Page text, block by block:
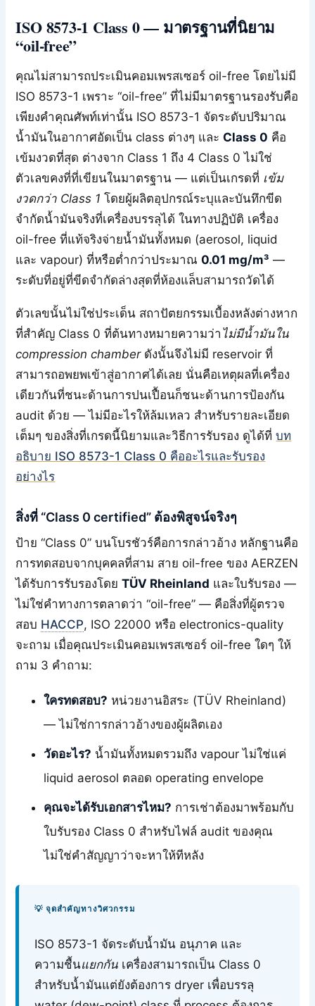
ISO 8573-1 Class 0 — มาตรฐานที่นิยาม
“oil-free”
คุณไม่สามารถประเมินคอมเพรสเซอร์ oil-free โดยไม่มี
ISO 8573-1 เพราะ “oil-free” ที่ไม่มีมาตรฐานรองรับคือ
เพียงคำคุณศัพท์เท่านั้น ISO 8573-1 จัดระดับปริมาณ
น้ำมันในอากาศอัดเป็น class ต่างๆ และClass 0 คือ
เข้มงวดที่สุด ต่างจาก Class 1 ถึง 4 Class 0 ไม่ใช่
ตัวเลขคงที่ที่เขียนในมาตรฐาน — แต่เป็นเกรดที่ เข้ม
งวดกว่า Class 1 โดยผู้ผลิตอุปกรณ์ระบุและบันทึกขีด
จำกัดน้ำมันจริงที่เครื่องบรรลุได้ ในทางปฏิบัติ เครื่อง
oil-free ที่แท้จริงจ่ายน้ำมันทั้งหมด (aerosol, liquid
และ vapour) ที่หรือต่ำกว่าประมาณ0.01 mg/m³ —
ระดับที่อยู่ที่ขีดจำกัดล่างสุดที่ห้องแล็บสามารถวัดได้
ตัวเลขนั้นไม่ใช่ประเด็น สถาปัตยกรรมเบื้องหลังต่างหาก
ที่สำคัญ Class 0 ที่ต้นทางหมายความว่า ไม่มีน้ำมันใน
compression chamberดังนั้นจึงไม่มี reservoir ที่
สามารถอพยพเข้าสู่อากาศได้เลย นั่นคือเหตุผลที่เครื่อง
เดียวกันที่ชนะด้านการปนเปื้อนก็ชนะด้านการป้องกัน
audit ด้วย — ไม่มีอะไรให้ล้มเหลว สำหรับรายละเอียด
เต็มๆ ของสิ่งที่เกรดนี้นิยามและวิธีการรับรอง ดูได้ที่บท
อธิบาย ISO 8573-1 Class 0 คืออะไรและรับรอง
อย่างไร
สิ่งที่ “Class 0 certified” ต้องพิสูจน์จริงๆ
ป้าย “Class 0” บนโบรชัวร์คือการกล่าวอ้าง หลักฐานคือ
การทดสอบจากบุคคลที่สาม สาย oil-free ของ AERZEN
ได้รับการรับรองโดยTÜV Rheinland และใบรับรอง —
ไม่ใช่คำทางการตลาดว่า “oil-free” — คือสิ่งที่ผู้ตรวจ
สอบ HACCP, ISO 22000 หรือ electronics-quality
จะถาม เมื่อคุณประเมินคอมเพรสเซอร์ oil-free ใดๆ ให้
ถาม 3 คำถาม:
ใครทดสอบ? หน่วยงานอิสระ (TÜV Rheinland)
— ไม่ใช่การกล่าวอ้างของผู้ผลิตเอง
วัดอะไร? น้ำมันทั้งหมดรวมถึง vapour ไม่ใช่แค่
liquid aerosol ตลอด operating envelope
คุณจะได้รับเอกสารไหม? การเช่าต้องมาพร้อมกับ
ใบรับรอง Class 0 สำหรับไฟล์ audit ของคุณ
ไม่ใช่คำสัญญาว่าจะหาให้ทีหลัง
💡 จุดสำคัญทางวิศวกรรม
ISO 8573-1 จัดระดับน้ำมัน อนุภาค และ
ความชื้นแยกกัน เครื่องสามารถเป็น Class 0
สำหรับน้ำมันแต่ยังต้องการ dryer เพื่อบรรลุ